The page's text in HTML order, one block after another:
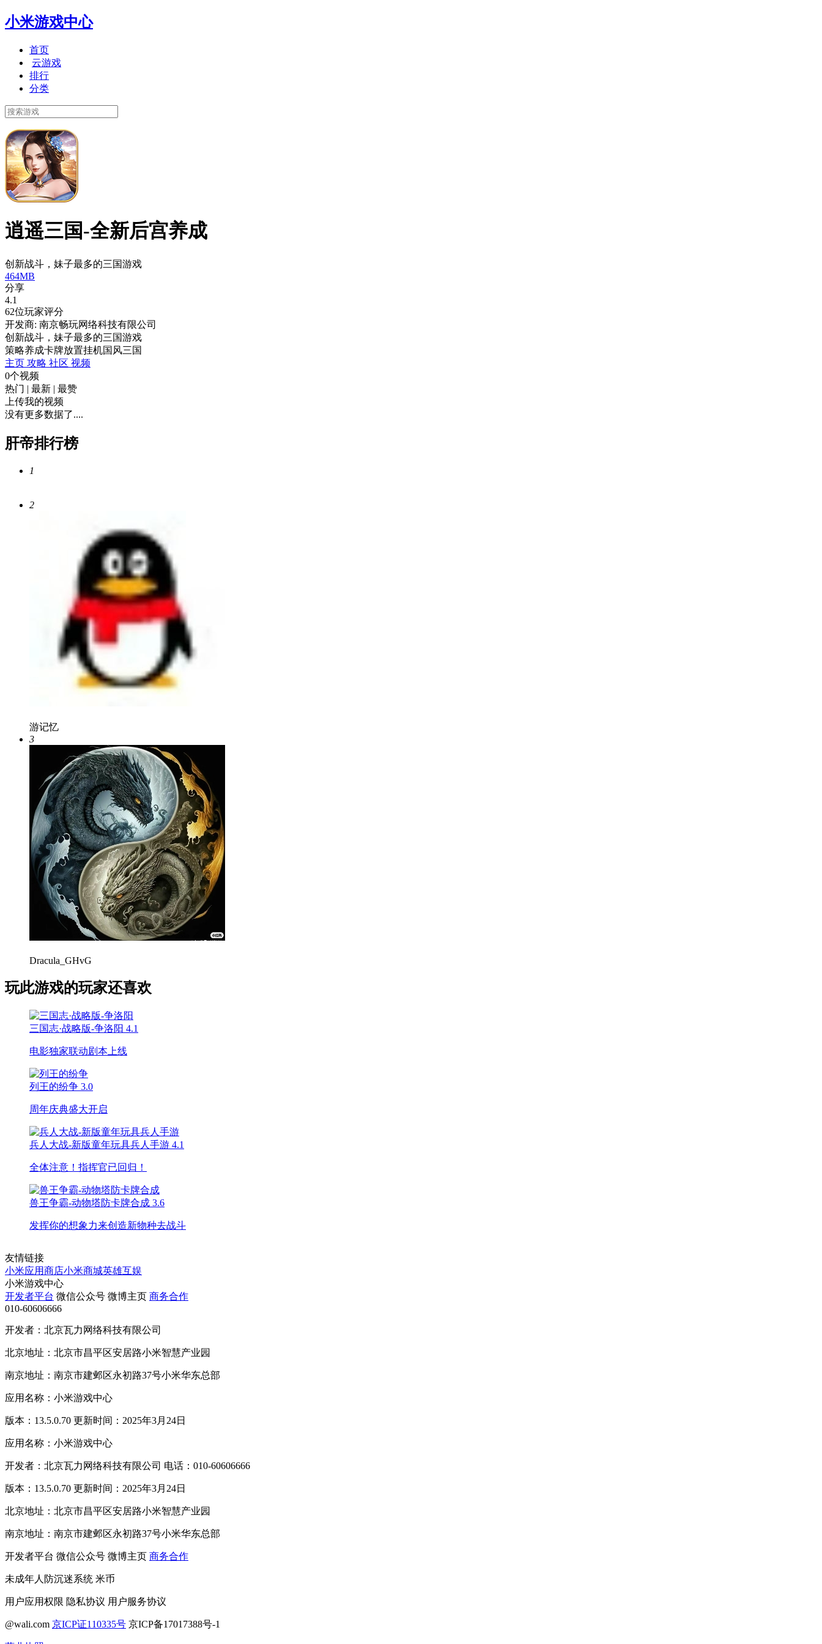
小米游戏中心
首页
云游戏
排行
分类
逍遥三国-全新后宫养成
创新战斗，妹子最多的三国游戏
464MB
分享
4.1
62位玩家评分
开发商: 南京畅玩网络科技有限公司
创新战斗，妹子最多的三国游戏
策略养成卡牌放置挂机国风三国
主页 攻略 社区 视频
0个视频
热门 | 最新 | 最赞
上传我的视频
没有更多数据了....
肝帝排行榜
1
2
游记忆
3
Dracula_GHvG
玩此游戏的玩家还喜欢
三国志·战略版-争洛阳 4.1
电影独家联动剧本上线
列王的纷争 3.0
周年庆典盛大开启
兵人大战-新版童年玩具兵人手游 4.1
全体注意！指挥官已回归！
兽王争霸-动物塔防卡牌合成 3.6
发挥你的想象力来创造新物种去战斗
友情链接
小米应用商店小米商城英雄互娱
小米游戏中心
开发者平台 微信公众号 微博主页 商务合作
010-60606666
开发者：北京瓦力网络科技有限公司
北京地址：北京市昌平区安居路小米智慧产业园
南京地址：南京市建邺区永初路37号小米华东总部
应用名称：小米游戏中心
版本：13.5.0.70 更新时间：2025年3月24日
应用名称：小米游戏中心
开发者：北京瓦力网络科技有限公司 电话：010-60606666
版本：13.5.0.70 更新时间：2025年3月24日
北京地址：北京市昌平区安居路小米智慧产业园
南京地址：南京市建邺区永初路37号小米华东总部
开发者平台 微信公众号 微博主页 商务合作
未成年人防沉迷系统 米币
用户应用权限 隐私协议 用户服务协议
@wali.com 京ICP证110335号 京ICP备17017388号-1